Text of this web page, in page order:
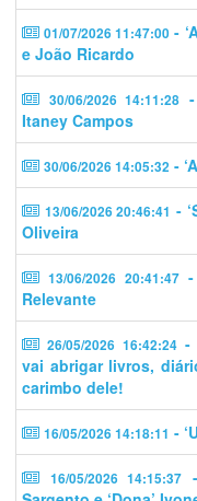
01/07/2026 11:47:00 -
e João Ricardo
30/06/2026 14:11:28
Itaney Campos
30/06/2026 14:05:32 -
13/06/2026 20:46:41 -
Oliveira
13/06/2026 20:41:47-
Relevante
26/05/2026 16:42:24-
vai abrigar livros,
carimbo dele!
16/05/2026 14:18:11 -
16/05/2026 14:15:37